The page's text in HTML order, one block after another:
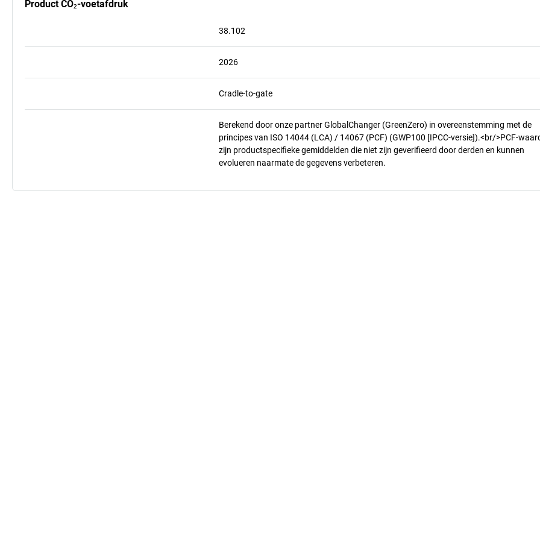
Product CO₂-voetafdruk
38.102
2026
Cradle-to-gate
Berekend door onze partner GlobalChanger (GreenZero) in overeenstemming met de
principes van ISO 14044 (LCA) / 14067 (PCF) (GWP100 [IPCC-versie]).<br/>PCF-
zijn productspecifieke gemiddelden die niet zijn geverifieerd door derden en kunnen
evolueren naarmate de gegevens verbeteren.